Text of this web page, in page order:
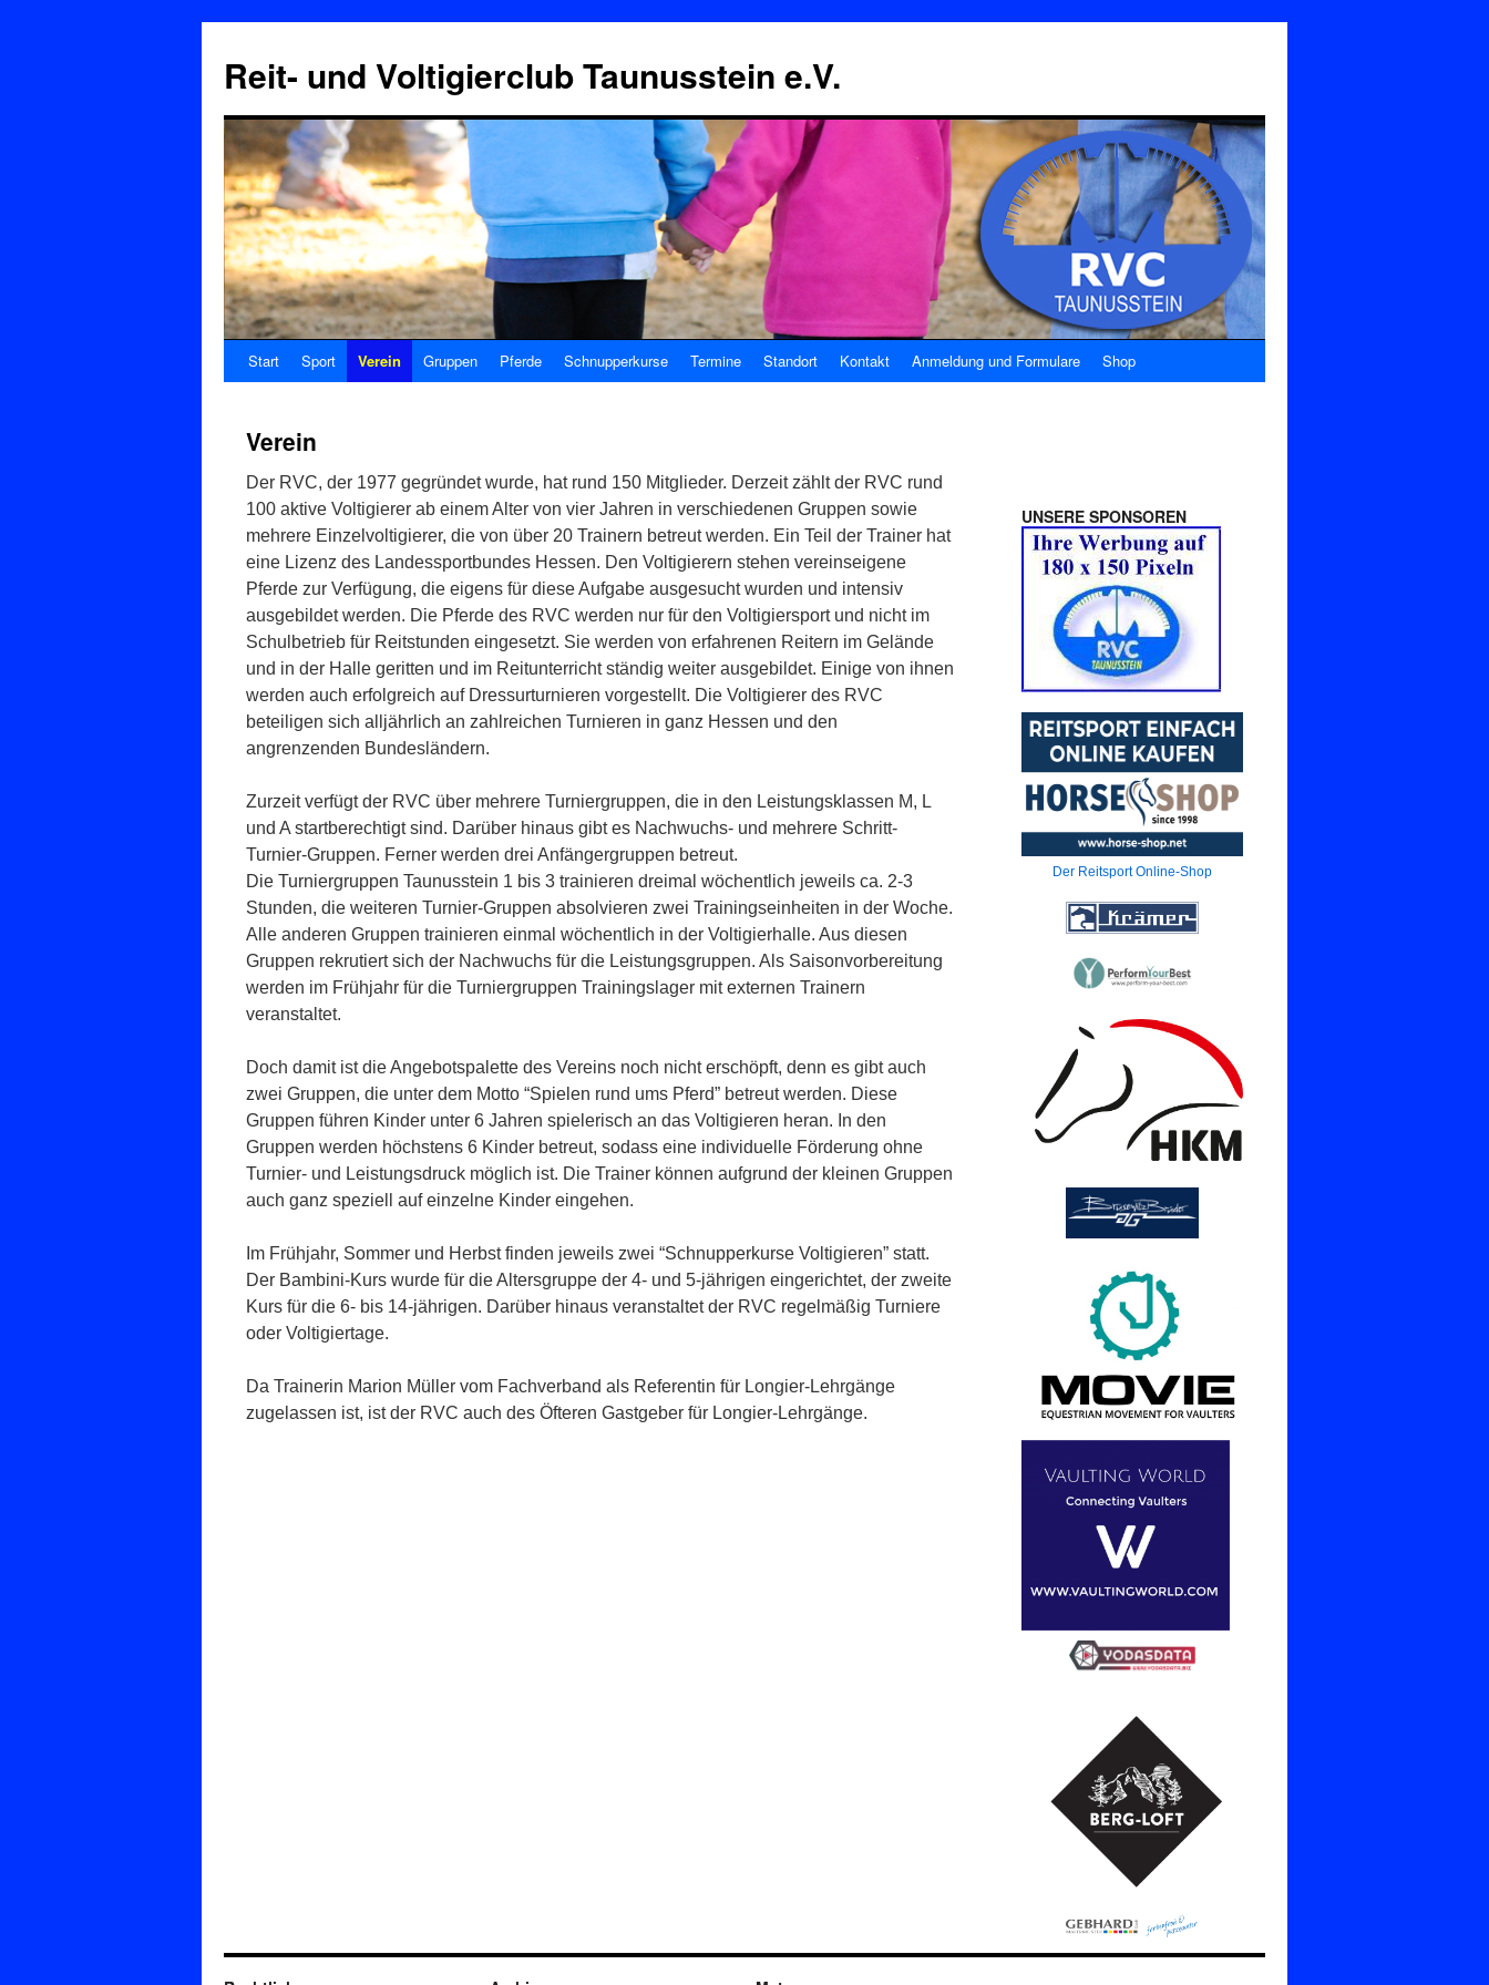
Reit- und Voltigierclub Taunusstein e.V.
Start Sport Verein Gruppen Pferde Schnupperkurse Termine Standort Kontakt Anmeldung und Formulare Shop
Verein
Der RVC, der 1977 gegründet wurde, hat rund 150 Mitglieder. Derzeit zählt der RVC rund
100 aktive Voltigierer ab einem Alter von vier Jahren in verschiedenen Gruppen sowie
mehrere Einzelvoltigierer, die von über 20 Trainern betreut werden. Ein Teil der Trainer hat
eine Lizenz des Landessportbundes Hessen. Den Voltigierern stehen vereinseigene
Pferde zur Verfügung, die eigens für diese Aufgabe ausgesucht wurden und intensiv
ausgebildet werden. Die Pferde des RVC werden nur für den Voltigiersport und nicht im
Schulbetrieb für Reitstunden eingesetzt. Sie werden von erfahrenen Reitern im Gelände
und in der Halle geritten und im Reitunterricht ständig weiter ausgebildet. Einige von ihnen
werden auch erfolgreich auf Dressurturnieren vorgestellt. Die Voltigierer des RVC
beteiligen sich alljährlich an zahlreichen Turnieren in ganz Hessen und den
angrenzenden Bundesländern.
Zurzeit verfügt der RVC über mehrere Turniergruppen, die in den Leistungsklassen M, L
und A startberechtigt sind. Darüber hinaus gibt es Nachwuchs- und mehrere Schritt-
Turnier-Gruppen. Ferner werden drei Anfängergruppen betreut.
Die Turniergruppen Taunusstein 1 bis 3 trainieren dreimal wöchentlich jeweils ca. 2-3
Stunden, die weiteren Turnier-Gruppen absolvieren zwei Trainingseinheiten in der Woche.
Alle anderen Gruppen trainieren einmal wöchentlich in der Voltigierhalle. Aus diesen
Gruppen rekrutiert sich der Nachwuchs für die Leistungsgruppen. Als Saisonvorbereitung
werden im Frühjahr für die Turniergruppen Trainingslager mit externen Trainern
veranstaltet.
Doch damit ist die Angebotspalette des Vereins noch nicht erschöpft, denn es gibt auch
zwei Gruppen, die unter dem Motto “Spielen rund ums Pferd” betreut werden. Diese
Gruppen führen Kinder unter 6 Jahren spielerisch an das Voltigieren heran. In den
Gruppen werden höchstens 6 Kinder betreut, sodass eine individuelle Förderung ohne
Turnier- und Leistungsdruck möglich ist. Die Trainer können aufgrund der kleinen Gruppen
auch ganz speziell auf einzelne Kinder eingehen.
Im Frühjahr, Sommer und Herbst finden jeweils zwei “Schnupperkurse Voltigieren” statt.
Der Bambini-Kurs wurde für die Altersgruppe der 4- und 5-jährigen eingerichtet, der zweite
Kurs für die 6- bis 14-jährigen. Darüber hinaus veranstaltet der RVC regelmäßig Turniere
oder Voltigiertage.
Da Trainerin Marion Müller vom Fachverband als Referentin für Longier-Lehrgänge
zugelassen ist, ist der RVC auch des Öfteren Gastgeber für Longier-Lehrgänge.
UNSERE SPONSOREN
Der Reitsport Online-Shop